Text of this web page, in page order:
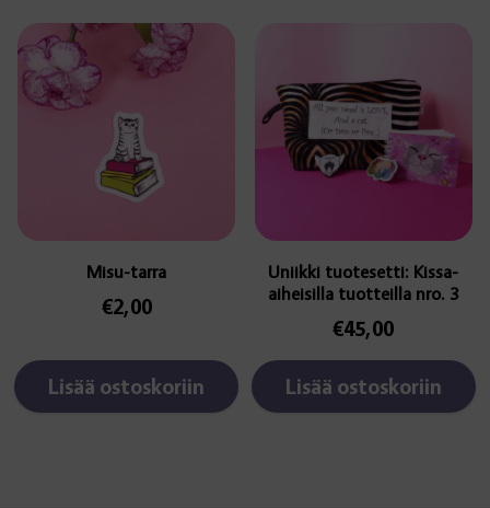
Misu-tarra
€2,00
Lisää ostoskoriin
Uniikki tuotesetti: Kissa-
aiheisilla tuotteilla nro. 3
€45,00
Lisää ostoskoriin